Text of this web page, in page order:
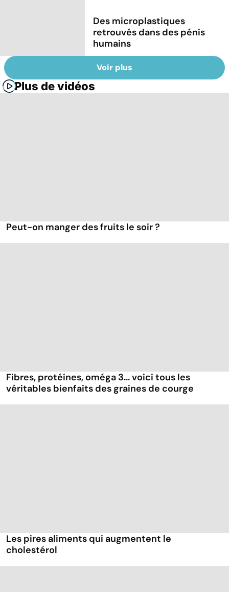
Des microplastiques
retrouvés dans des pénis
humains
Voir plus
Plus de vidéos
Peut-on manger des fruits le soir ?
Fibres, protéines, oméga 3... voici tous les
véritables bienfaits des graines de courge
Les pires aliments qui augmentent le
cholestérol